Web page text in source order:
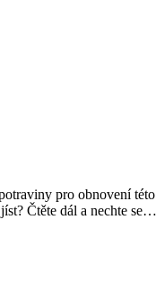
pro obnovení
Čtěte dál a nechte se…